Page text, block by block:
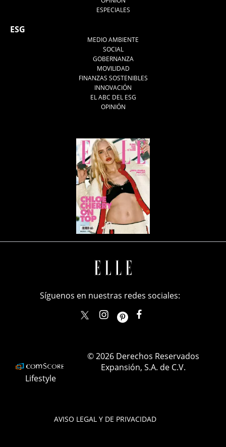
ESPECIALES
ESG
MEDIO AMBIENTE
SOCIAL
GOBERNANZA
MOVILIDAD
FINANZAS SOSTENIBLES
INNOVACIÓN
EL ABC DEL ESG
OPINIÓN
AVISO LEGAL Y DE PRIVACIDAD
Síguenos en nuestras redes sociales:
elle_mexicoellemexico
Lifestyle
© 2026 Derechos Reservados
Expansión, S.A. de C.V.